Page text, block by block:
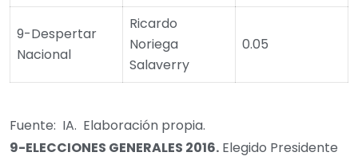
9-Despertar
Nacional
Ricardo
Noriega
Salaverry
0.05
Fuente: IA. Elaboración propia.
9-ELECCIONES GENERALES 2016. Elegido Presidente